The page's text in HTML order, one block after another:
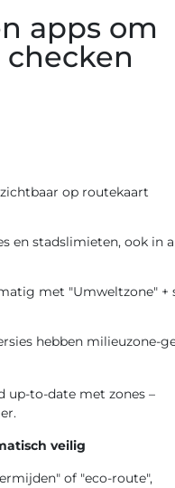
apps om
op routekaart
en stadslimieten, ook in
met "Umweltzone" +
hebben milieuzone-
up-to-date met zones –
veilig
of "eco-route",